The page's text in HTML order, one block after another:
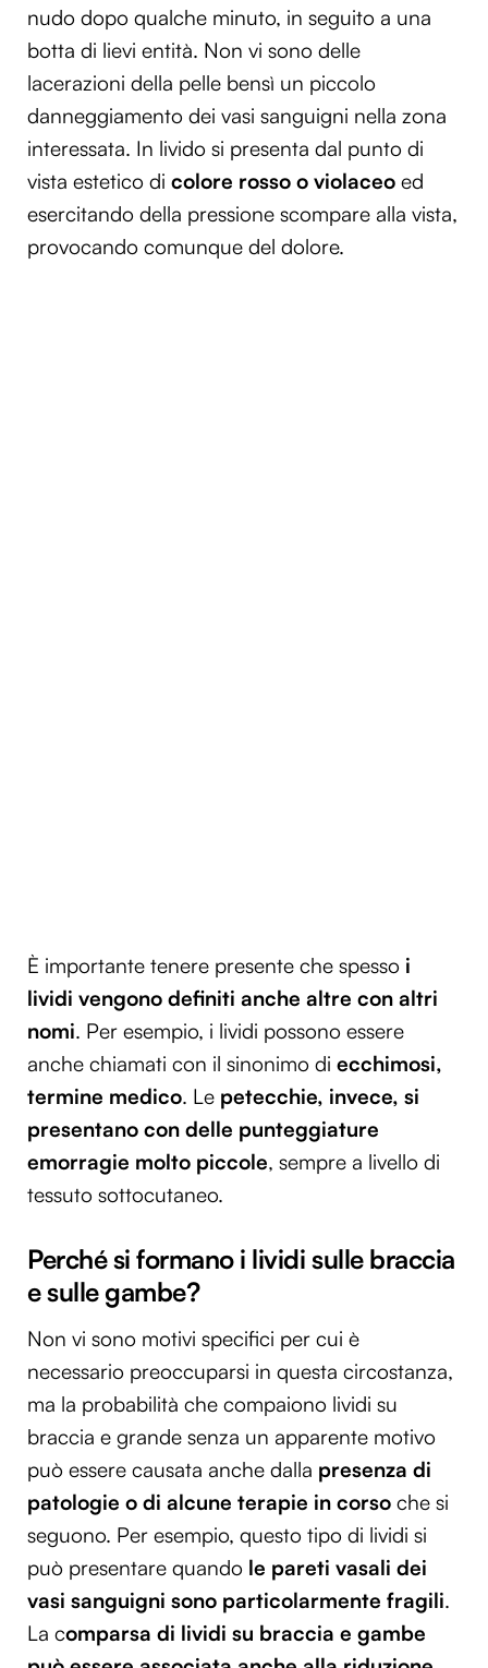
nudo dopo qualche minuto, in seguito a una
botta di lievi entità. Non vi sono delle
lacerazioni della pelle bensì un piccolo
danneggiamento dei vasi sanguigni nella zona
interessata. In livido si presenta dal punto di
vista estetico di colore rosso o violaceo ed
esercitando della pressione scompare alla vista,
provocando comunque del dolore.
È importante tenere presente che spesso i
lividi vengono definiti anche altre con altri
nomi. Per esempio, i lividi possono essere
anche chiamati con il sinonimo di ecchimosi,
termine medico. Le petecchie, invece, si
presentano con delle punteggiature
emorragie molto piccole, sempre a livello di
tessuto sottocutaneo.
Perché si formano i lividi sulle braccia
e sulle gambe?
Non vi sono motivi specifici per cui è
necessario preoccuparsi in questa circostanza,
ma la probabilità che compaiono lividi su
braccia e grande senza un apparente motivo
può essere causata anche dalla presenza di
patologie o di alcune terapie in corso che si
seguono. Per esempio, questo tipo di lividi si
può presentare quando le pareti vasali dei
vasi sanguigni sono particolarmente fragili.
La comparsa di lividi su braccia e gambe